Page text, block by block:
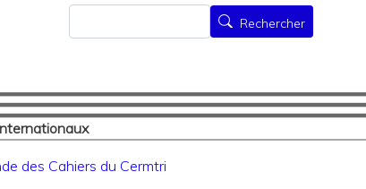
Rechercher
Rechercher
des Cahiers du Cermtri